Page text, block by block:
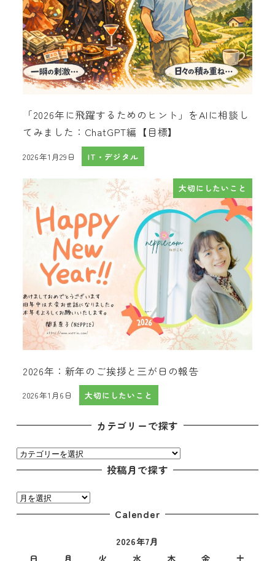
「2026年に飛躍するためのヒント」をAIに相談し
てみました：ChatGPT編【目標】
投稿日
2026年1月29日 IT・デジタル
大切にしたいこと
2026年：新年のご挨拶と三が日の報告
投稿日
2026年1月6日 大切にしたいこと
カテゴリーで探す
カ
テ
リ
ー
投稿月で探す
投
稿
Calender
2026年7月